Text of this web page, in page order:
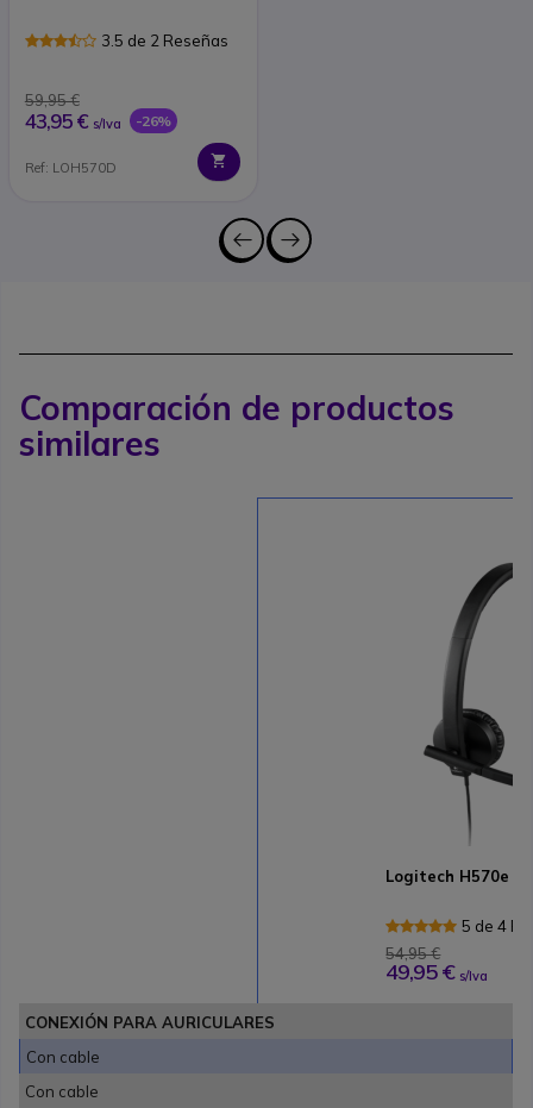
3.5 de 2 Reseñas
59,95 €
43,95 € s/Iva -26%
Ref: LOH570D
Comparación de productos
similares
Logitech H570e
5 de 4
54,95 €
49,95 € s/Iva
CONEXIÓN PARA AURICULARES
Con cable
Con cable